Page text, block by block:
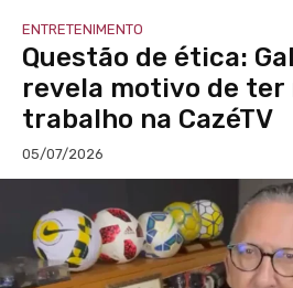
ENTRETENIMENTO
Questão de ética:
revela motivo de ter
trabalho na CazéTV
05/07/2026